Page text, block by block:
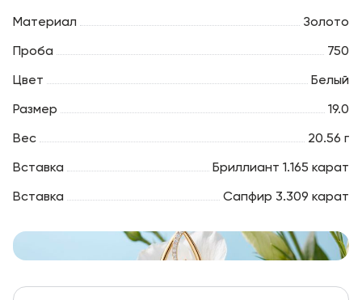
Материал Золото
Проба 750
Цвет Белый
Размер 19.0
Вес 20.56 г
Вставка Бриллиант 1.165 карат
Вставка Сапфир 3.309 карат